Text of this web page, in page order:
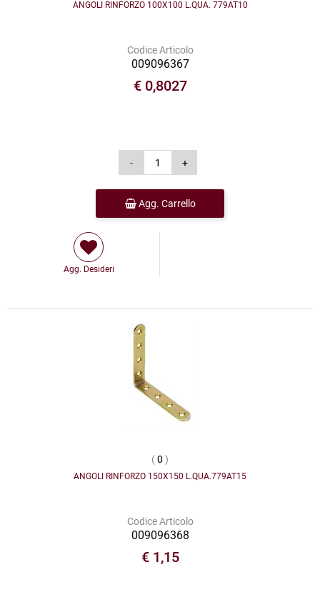
ANGOLI RINFORZO 100X100 L.QUA. 779AT10
Codice Articolo
009096367
€ 0,8027
Agg. Carrello
Agg. Desideri
(0 )
ANGOLI RINFORZO 150X150 L.QUA.779AT15
Codice Articolo
009096368
€ 1,15